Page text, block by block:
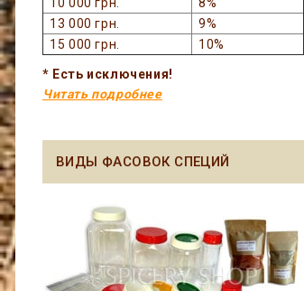
13 000 грн.
9%
15 000 грн.
10%
* Есть исключения!
Читать подробнее
ВИДЫ ФАСОВОК СПЕЦИЙ